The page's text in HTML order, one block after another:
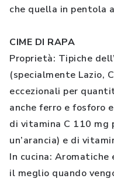
che quella in pentola
CIME DI RAPA
Proprietà: Tipiche
(specialmente Lazio,
eccezionali per
anche ferro e fosforo
di vitamina C 110
un’arancia) e di
In cucina:
il meglio quando